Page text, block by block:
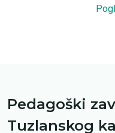
Pedagoški
Tuzlanskog